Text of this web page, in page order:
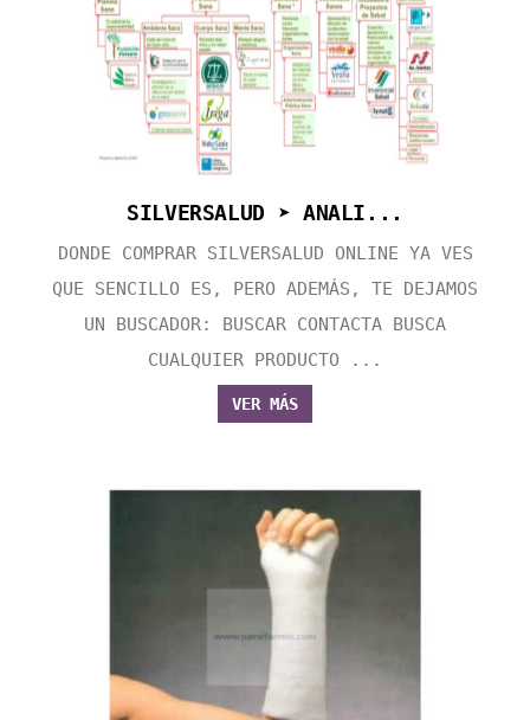
SILVERSALUD ➤ ANALI...
DONDE COMPRAR SILVERSALUD ONLINE YA VES
QUE SENCILLO ES, PERO ADEMÁS, TE DEJAMOS
UN BUSCADOR: BUSCAR CONTACTA BUSCA
CUALQUIER PRODUCTO ...
VER MÁS